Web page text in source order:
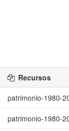
Recursos
patrimonio-1980-
patrimonio-1980-